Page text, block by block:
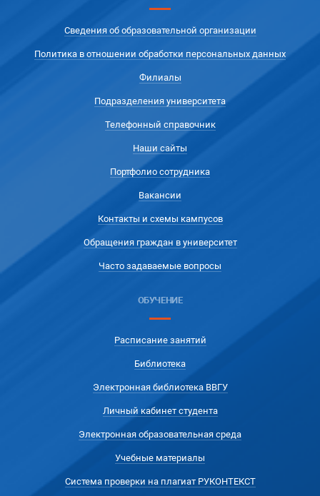
Сведения об образовательной организации
Политика в отношении обработки персональных данных
Филиалы
Подразделения университета
Телефонный справочник
Наши сайты
Портфолио сотрудника
Вакансии
Контакты и схемы кампусов
Обращения граждан в университет
Часто задаваемые вопросы
ОБУЧЕНИЕ
Расписание занятий
Библиотека
Электронная библиотека ВВГУ
Личный кабинет студента
Электронная образовательная среда
Учебные материалы
Система проверки на плагиат РУКОНТЕКСТ